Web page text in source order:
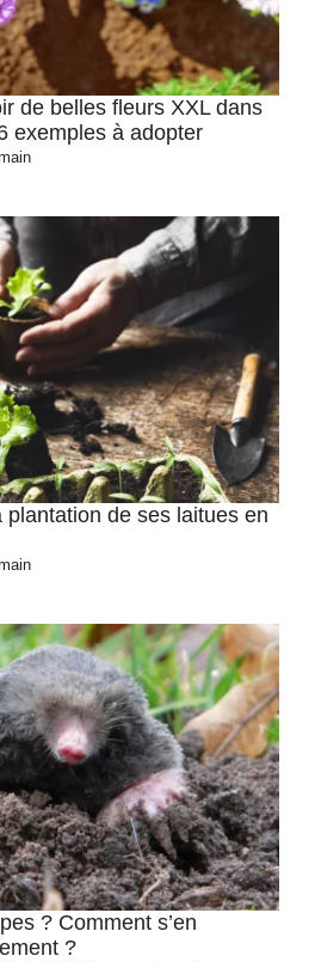
de belles fleurs XXL dans
exemples à adopter
plantation de ses laitues en
? Comment s’en
?